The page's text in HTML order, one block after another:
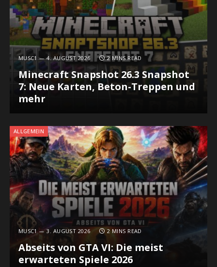
MUSC1 4. AUGUST 2026 2 MINS READ
Minecraft Snapshot 26.3 Snapshot
7: Neue Karten, Beton-Treppen und
mehr
ALLGEMEIN
MUSC1 3. AUGUST 2026 2 MINS READ
Abseits von GTA VI: Die meist
erwarteten Spiele 2026